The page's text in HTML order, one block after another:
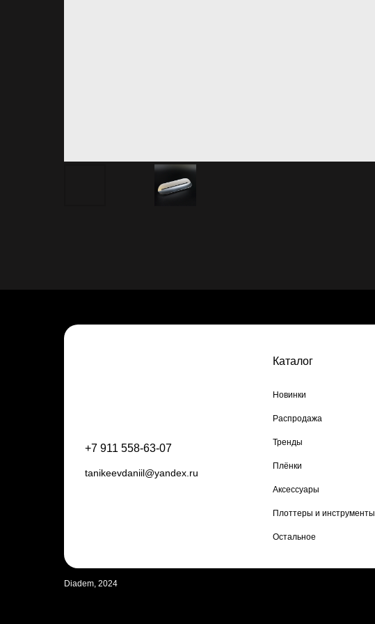
+7 911 558-63-07
tanikeevdaniil@yandex.ru
Новинки
Распродажа
Плёнки
Плоттеры и инструменты
Каталог
Diadem, 2024
Аксессуары
Тренды
Остальное